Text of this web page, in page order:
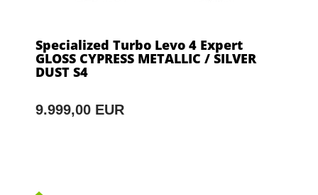
Specialized Turbo Levo 4 Expert
GLOSS CYPRESS METALLIC / SILVER
DUST S4
9.999,00 EUR